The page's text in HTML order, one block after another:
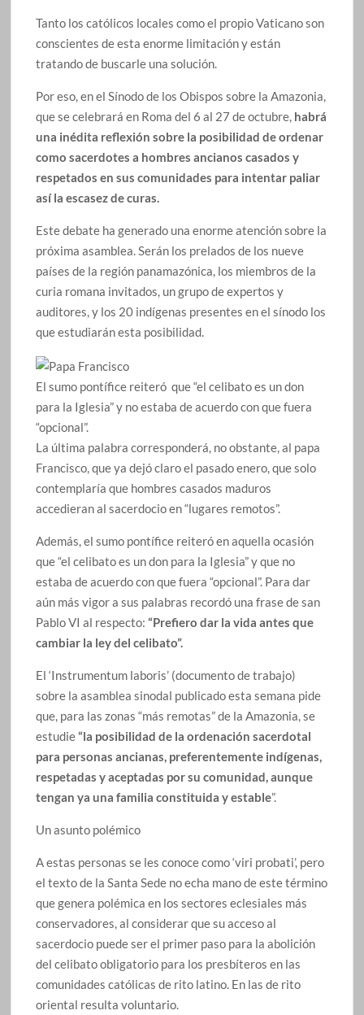
Tanto los católicos locales como el propio Vaticano son
conscientes de esta enorme limitación y están
tratando de buscarle una solución.
Por eso, en el Sínodo de los Obispos sobre la Amazonia,
que se celebrará en Roma del 6 al 27 de octubre, habrá
una inédita reflexión sobre la posibilidad de ordenar
como sacerdotes a hombres ancianos casados y
respetados en sus comunidades para intentar paliar
así la escasez de curas.
Este debate ha generado una enorme atención sobre la
próxima asamblea. Serán los prelados de los nueve
países de la región panamazónica, los miembros de la
curia romana invitados, un grupo de expertos y
auditores, y los 20 indígenas presentes en el sínodo los
que estudiarán esta posibilidad.
El sumo pontífice reiteró que “el celibato es un don
para la Iglesia” y no estaba de acuerdo con que fuera
“opcional”.
La última palabra corresponderá, no obstante, al papa
Francisco, que ya dejó claro el pasado enero, que solo
contemplaría que hombres casados maduros
accedieran al sacerdocio en “lugares remotos”.
Además, el sumo pontífice reiteró en aquella ocasión
que “el celibato es un don para la Iglesia” y que no
estaba de acuerdo con que fuera “opcional”. Para dar
aún más vigor a sus palabras recordó una frase de san
Pablo VI al respecto:“Prefiero dar la vida antes que
cambiar la ley del celibato”.
El ‘Instrumentum laboris’ (documento de trabajo)
sobre la asamblea sinodal publicado esta semana pide
que, para las zonas “más remotas” de la Amazonia, se
estudie“la posibilidad de la ordenación sacerdotal
para personas ancianas, preferentemente indígenas,
respetadas y aceptadas por su comunidad, aunque
tengan ya una familia constituida y estable”.
Un asunto polémico
A estas personas se les conoce como ‘viri probati’, pero
el texto de la Santa Sede no echa mano de este término
que genera polémica en los sectores eclesiales más
conservadores, al considerar que su acceso al
sacerdocio puede ser el primer paso para la abolición
del celibato obligatorio para los presbíteros en las
comunidades católicas de rito latino. En las de rito
oriental resulta voluntario.